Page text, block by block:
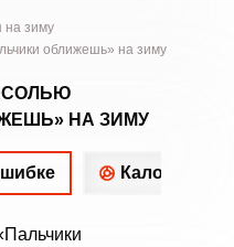
на зиму
оближешь» на зиму
НА ЗИМУ